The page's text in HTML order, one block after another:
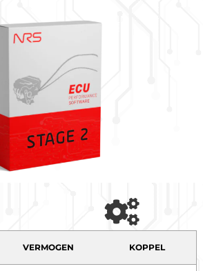
VERMOGEN KOPPEL